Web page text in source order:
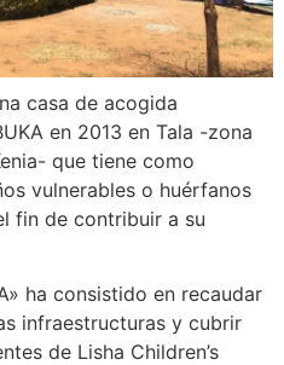
casa de acogida
en 2013 en Tala -zona
que tiene como
vulnerables o huérfanos
fin de contribuir a su
ha consistido en recaudar
infraestructuras y cubrir
de Lisha Children’s